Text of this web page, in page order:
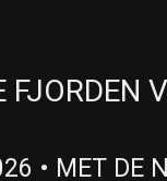
FJORDEN
• MET DE